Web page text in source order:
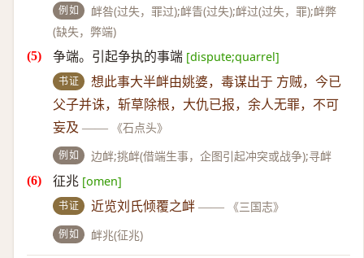
例如
衅咎(过失，罪过);衅眚(过失);衅过(过失，罪);衅弊
(缺失，弊端)
争端。引起争执的事端 [dispute;quarrel]
书证
想此事大半衅由姚婆，毒谋出于 方贼，今已
父子并诛，斩草除根，大仇已报，余人无罪，不可
妄及 —— 《石点头》
例如 边衅;挑衅(借端生事，企图引起冲突或战争);寻衅
征兆 [omen]
书证 近览刘氏倾覆之衅 —— 《三国志》
例如 衅兆(征兆)